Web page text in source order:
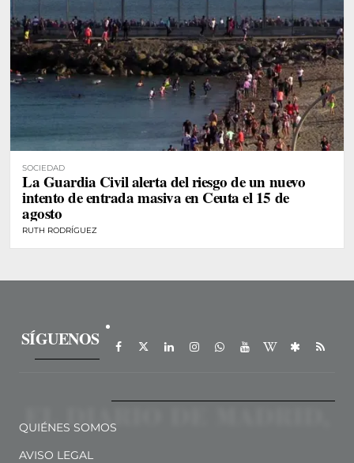
SOCIEDAD
La Guardia Civil alerta del riesgo de un nuevo
intento de entrada masiva en Ceuta el 15 de
agosto
RUTH RODRÍGUEZ
SÍGUENOS
QUIÉNES SOMOS
AVISO LEGAL